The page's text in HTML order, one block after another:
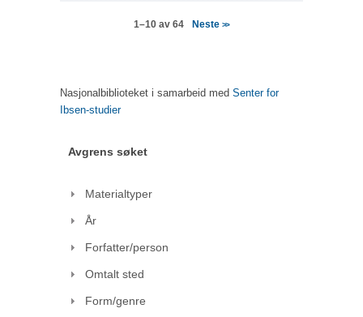
1–10 av 64 Neste>>
Nasjonalbiblioteket i samarbeid med Senter for
Ibsen-studier
Avgrens søket
Materialtyper
År
Forfatter/person
Omtalt sted
Form/genre